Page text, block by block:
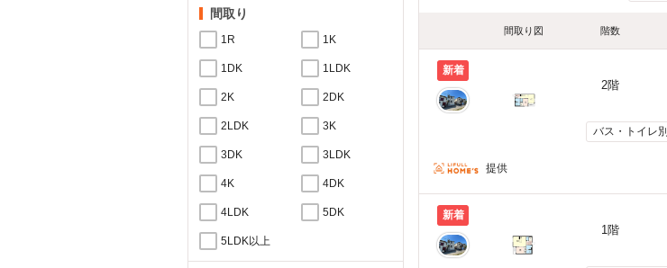
間取り
1R 1K
1DK 1LDK
2K 2DK
2LDK 3K
3DK 3LDK
4K 4DK
4LDK 5DK
5LDK以上
間取り図 階数
新着
2階
バス・トイレ別
提供
新着
1階